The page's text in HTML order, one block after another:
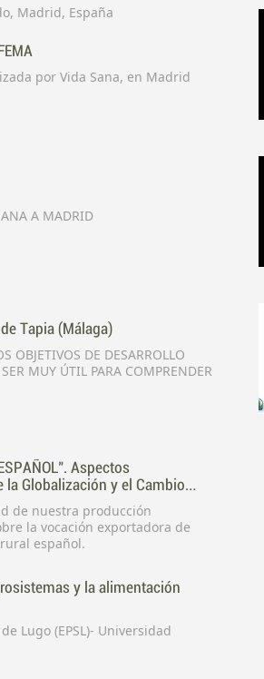
Madrid, España
por Vida Sana, en Madrid
A MADRID
Tapia (Málaga)
OBJETIVOS DE DESARROLLO
MUY ÚTIL PARA COMPRENDER
Aspectos
Globalización y el Cambio
de nuestra producción
la vocación exportadora de
nuestra economía agraria y en la vertebración social del espacio rural español.
y la alimentación
Lugo (EPSL)- Universidad